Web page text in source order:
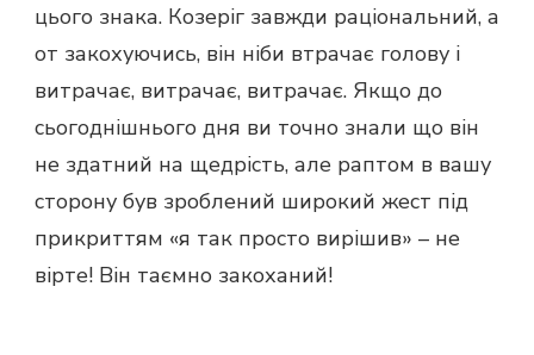
цього знака. Козеріг завжди раціональний, а
от закохуючись, він ніби втрачає голову і
витрачає, витрачає, витрачає. Якщо до
сьогоднішнього дня ви точно знали що він
не здатний на щедрість, але раптом в вашу
сторону був зроблений широкий жест під
прикриттям «я так просто вирішив» – не
вірте! Він таємно закоханий!